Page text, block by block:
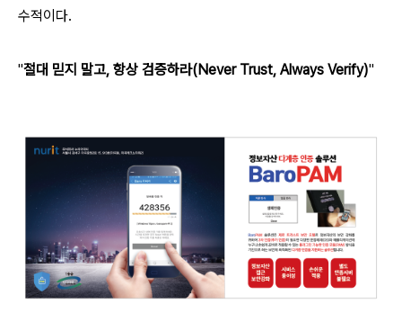
수적이다.
"절대 믿지 말고, 항상 검증하라(Never Trust, Always Verify)"